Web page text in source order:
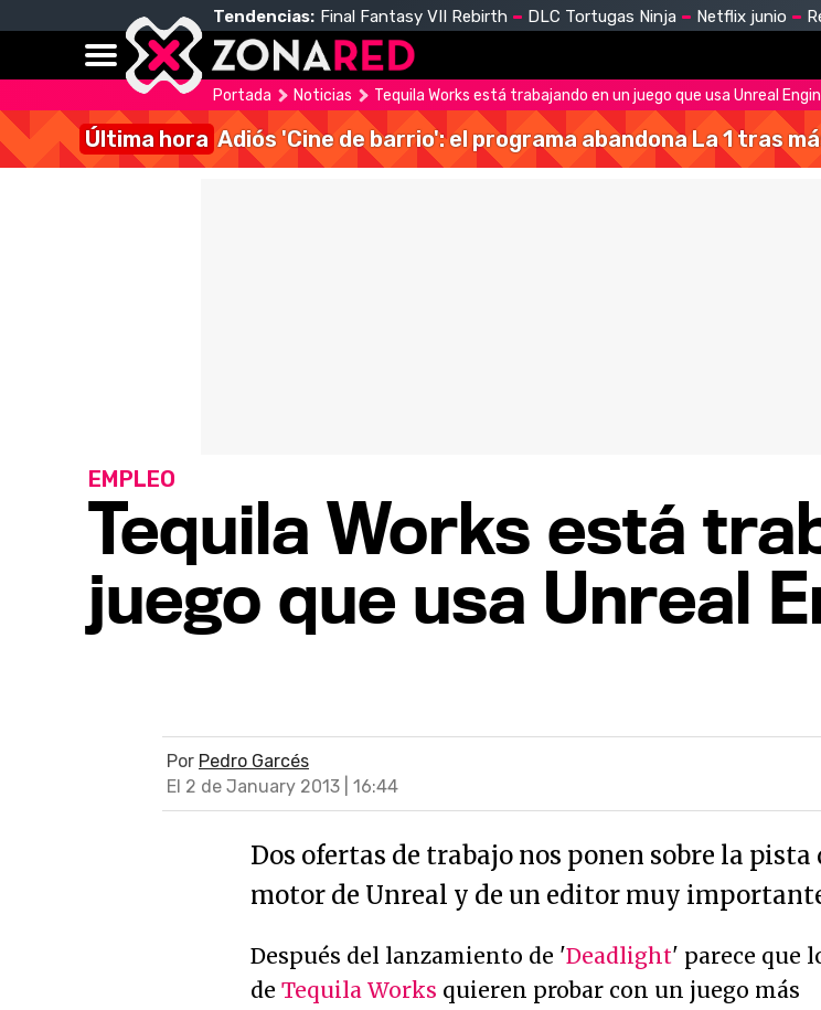
Tendencias: Final Fantasy VII Rebirth DLC Tortugas Ninja Netflix junio
Portada Noticias Tequila Works está trabajando en un juego que usa Unreal
Última hora Adiós 'Cine de barrio': el programa abandona La 1 tras
Tequila Works está
juego que usa Unreal
EMPLEO
Por Pedro Garcés
El 2 de January 2013 | 16:44
Dos ofertas de trabajo nos ponen sobre la pista
motor de Unreal y de un editor muy
Después del lanzamiento de 'Deadlight' parece que
de Tequila Works quieren probar con un juego más